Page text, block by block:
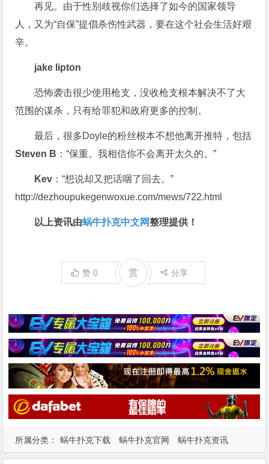
所属分类： 蜗牛扑克下载 蜗牛扑克官网 蜗牛扑克资讯
再见。由于性别歧视你们选择了如今的国家领导
人，又为“自保”提倡杀伤性武器，要在这个社会生活好艰
辛。
jake lipton
恐怖袭击很少使用枪支，没收枪支根本解决不了大
范围的谋杀，只有给罪犯和政府更多的控制。
最后，很多Doyle的粉丝根本不想他离开推特，包括
Steven B ：“保重。我相信你不会离开太久的。”
Kev ：“想说却又把话咽了回去。”
http://dezhoupukegenwoxue.com/mews/722.html
以上资讯由蜗牛扑克中文网整理提供！
赞0 赏 分享